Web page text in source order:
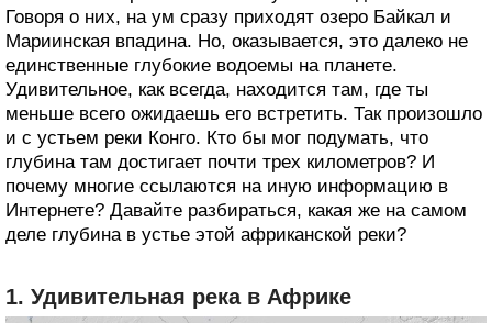
Говоря о них, на ум сразу приходят озеро Байкал и
Мариинская впадина. Но, оказывается, это далеко не
единственные глубокие водоемы на планете.
Удивительное, как всегда, находится там, где ты
меньше всего ожидаешь его встретить. Так произошло
и с устьем реки Конго. Кто бы мог подумать, что
глубина там достигает почти трех километров? И
почему многие ссылаются на иную информацию в
Интернете? Давайте разбираться, какая же на самом
деле глубина в устье этой африканской реки?
1. Удивительная река в Африке